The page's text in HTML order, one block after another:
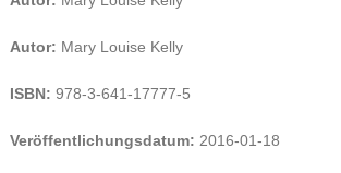
Autor: Mary Louise Kelly
ISBN: 978-3-641-17777-5
Veröffentlichungsdatum: 2016-01-18